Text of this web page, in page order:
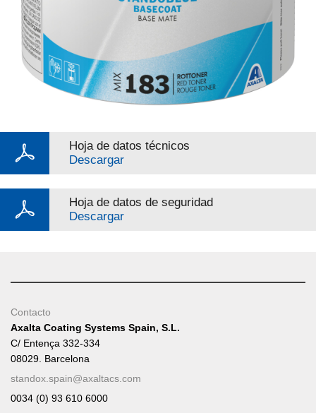
Hoja de datos técnicos
Descargar
Hoja de datos de seguridad
Descargar
Contacto
Axalta Coating Systems Spain, S.L.
C/ Entença 332-334
08029. Barcelona
standox.spain@axaltacs.com
0034 (0) 93 610 6000